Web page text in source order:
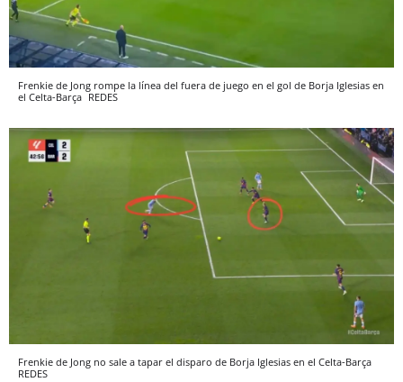
Frenkie de Jong rompe la línea del fuera de juego en el gol de Borja Iglesias en
el Celta-Barça REDES
Frenkie de Jong no sale a tapar el disparo de Borja Iglesias en el Celta-Barça
REDES